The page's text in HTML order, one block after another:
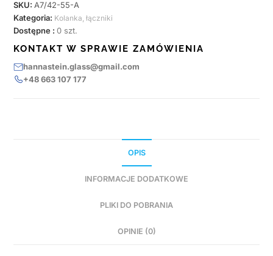
SKU:A7/42-55-A
Kategoria: Kolanka, łączniki
Dostępne :0 szt.
KONTAKT W SPRAWIE ZAMÓWIENIA
hannastein.glass@gmail.com
+48 663 107 177
OPIS
INFORMACJE DODATKOWE
PLIKI DO POBRANIA
OPINIE (0)